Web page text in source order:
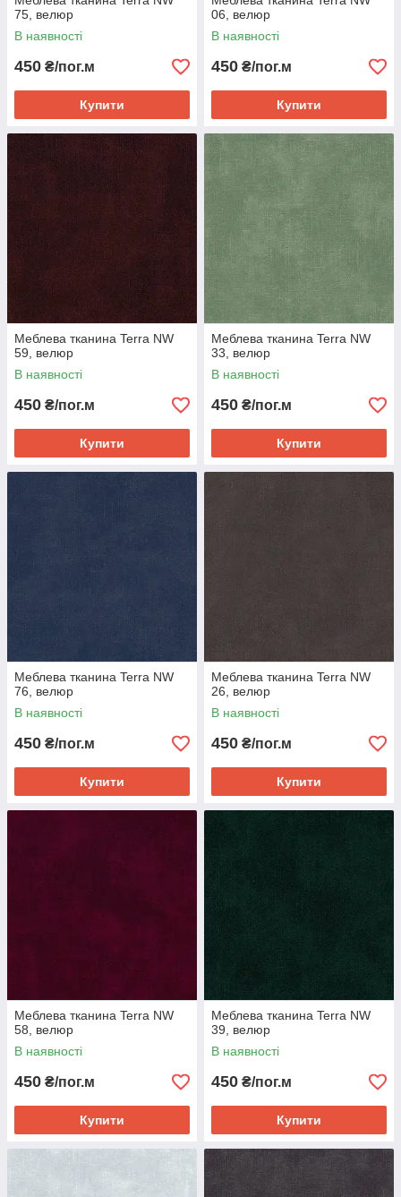
75, велюр
В наявності
450 ₴/пог.м
Купити
06, велюр
В наявності
450 ₴/пог.м
Купити
Меблева тканина Terra NW
59, велюр
В наявності
450 ₴/пог.м
Купити
Меблева тканина Terra NW
33, велюр
В наявності
450 ₴/пог.м
Купити
Меблева тканина Terra NW
76, велюр
В наявності
450 ₴/пог.м
Купити
Меблева тканина Terra NW
26, велюр
В наявності
450 ₴/пог.м
Купити
Меблева тканина Terra NW
58, велюр
В наявності
450 ₴/пог.м
Купити
Меблева тканина Terra NW
39, велюр
В наявності
450 ₴/пог.м
Купити